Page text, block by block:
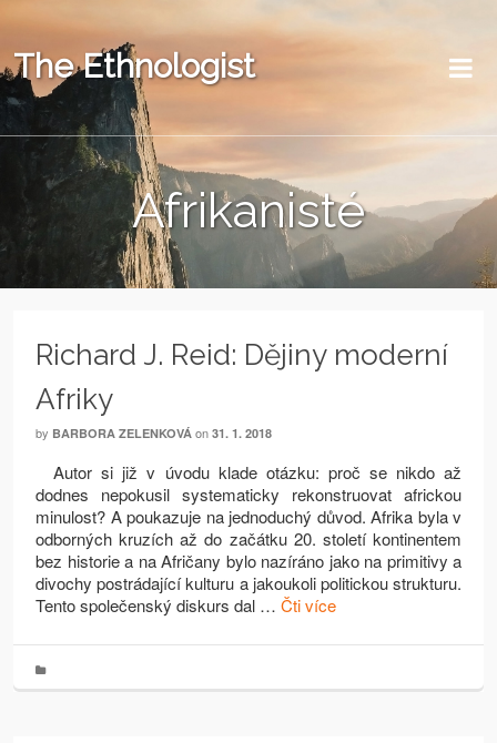
The Ethnologist
Afrikanisté
Richard J. Reid: Dějiny moderní
Afriky
by BARBORA ZELENKOVÁ on 31. 1. 2018
Autor si již v úvodu klade otázku: proč se nikdo až
dodnes nepokusil systematicky rekonstruovat africkou
minulost? A poukazuje na jednoduchý důvod. Afrika byla v
odborných kruzích až do začátku 20. století kontinentem
bez historie a na Afričany bylo nazíráno jako na primitivy a
divochy postrádající kulturu a jakoukoli politickou strukturu.
Tento společenský diskurs dal … Čti více